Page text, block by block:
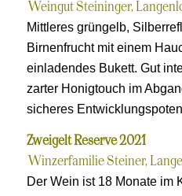
Weingut Steininger,
Mittleres grüngelb,
Birnenfrucht mit einem
einladendes Bukett. Gut
zarter Honigtouch im
sicheres
Zweigelt Reserve 2021
Winzerfamilie Steiner,
Der Wein ist 18 Monate im